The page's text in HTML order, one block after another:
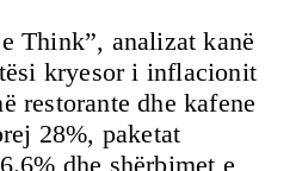
Think”, analizat kanë
kryesor i inflacionit
restorante dhe kafene
28%, paketat
dhe shërbimet e